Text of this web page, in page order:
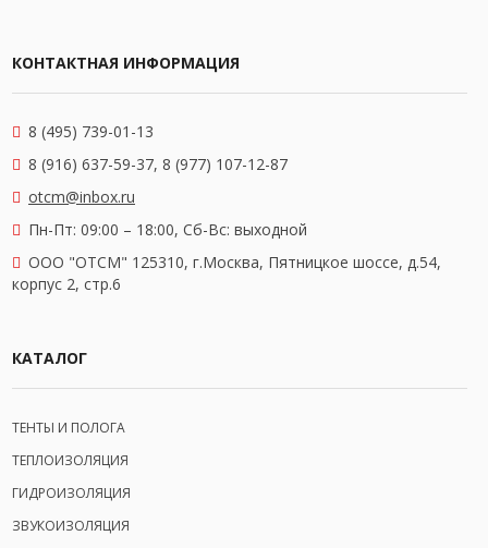
КОНТАКТНАЯ ИНФОРМАЦИЯ
8 (495) 739-01-13
8 (916) 637-59-37, 8 (977) 107-12-87
otcm@inbox.ru
Пн-Пт: 09:00 – 18:00, Сб-Вс: выходной
OOO "ОТСМ" 125310, г.Москва, Пятницкое шоссе, д.54,
корпус 2, стр.6
КАТАЛОГ
ТЕНТЫ И ПОЛОГА
ТЕПЛОИЗОЛЯЦИЯ
ГИДРОИЗОЛЯЦИЯ
ЗВУКОИЗОЛЯЦИЯ